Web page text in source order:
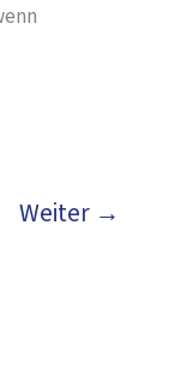
Weiter →